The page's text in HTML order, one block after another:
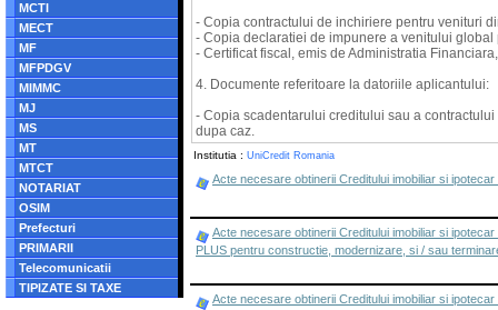
MCTI
MECT
MF
MFPDGV
MIMMC
MJ
MS
MT
MTCT
NOTARIAT
OSIM
Prefecturi
PRIMARII
Telecomunicatii
TIPIZATE SI TAXE
- Copia contractului de inchiriere pentru venituri
- Copia declaratiei de impunere a venitului
- Certificat fiscal, emis de Administratia
4. Documente referitoare la datoriile aplicantului:
- Copia scadentarului creditului sau a
dupa caz.
Institutia : UniCredit Romania
Acte necesare obtinerii Creditului imobiliar si
Acte necesare obtinerii Creditului imobiliar si
PLUS pentru constructie, modernizare, si / sau
Acte necesare obtinerii Creditului imobiliar si